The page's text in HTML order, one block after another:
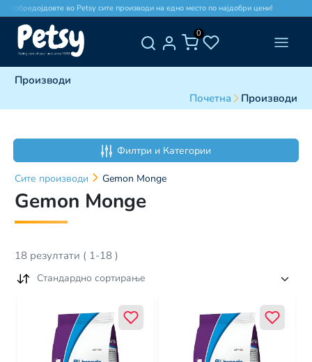
во Petsy сите производи на едно место по најдобри цени!
0
Производи
Почетна
Производи
Филтри и Категории
Сите производи Gemon Monge
Gemon Monge
18 резултати ( 1-18 )
Стандардно сортирање